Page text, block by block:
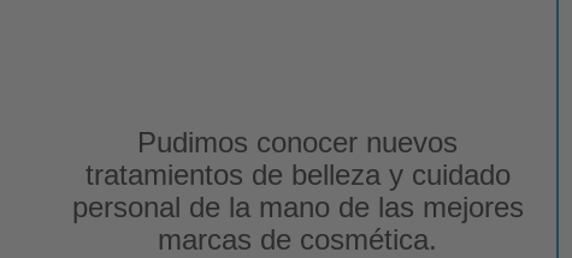
Pudimos conocer nuevos
tratamientos de belleza y cuidado
personal de la mano de las mejores
marcas de cosmética.